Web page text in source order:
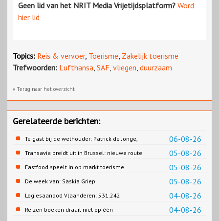
Geen lid van het NRIT Media Vrijetijdsplatform? Word
hier lid
Topics: Reis & vervoer, Toerisme, Zakelijk toerisme
Trefwoorden: Lufthansa, SAF, vliegen, duurzaam
« Terug naar het overzicht
Gerelateerde berichten:
06-08-26
Te gast bij de wethouder: Patrick de Jonge,
Gemeente Emmen
05-08-26
Transavia breidt uit in Brussel: nieuwe route
naar Porto
05-08-26
Fastfood speelt in op markt toerisme
05-08-26
De week van: Saskia Griep
04-08-26
Logiesaanbod Vlaanderen: 531.242
slaapplaatsen
04-08-26
Reizen boeken draait niet op één